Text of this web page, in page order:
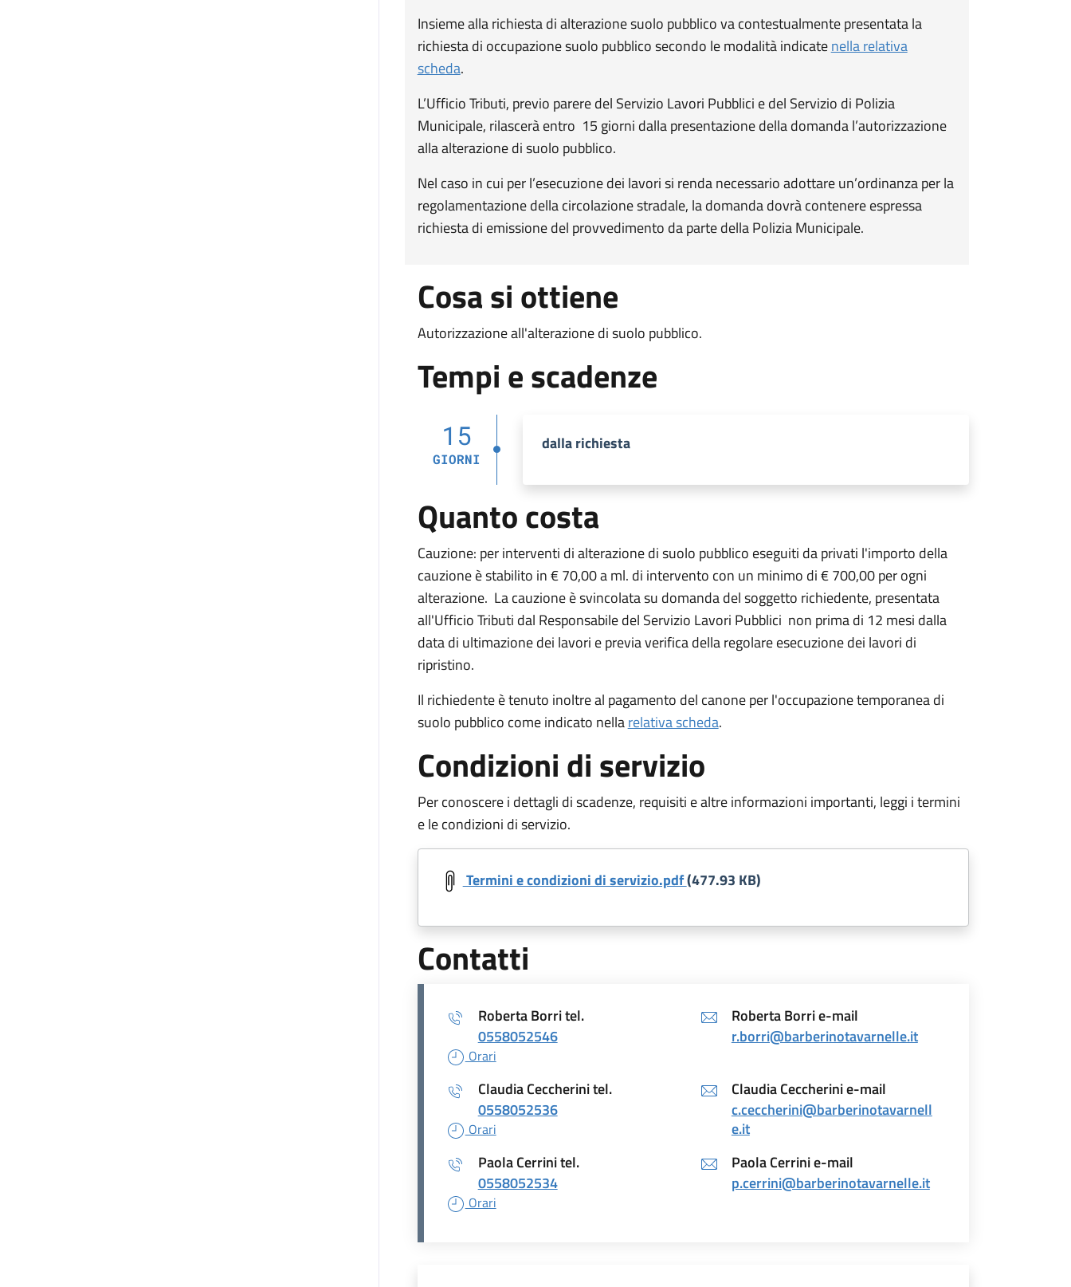
Insieme alla richiesta di alterazione suolo pubblico va contestualmente presentata la
richiesta di occupazione suolo pubblico secondo le modalità indicatenella relativa
scheda.
L’Ufficio Tributi, previo parere del Servizio Lavori Pubblici e del Servizio di Polizia
Municipale, rilascerà entro 15 giorni dalla presentazione della domanda l’autorizzazione
alla alterazione di suolo pubblico.
Nel caso in cui per l’esecuzione dei lavori si renda necessario adottare un’ordinanza per la
regolamentazione della circolazione stradale, la domanda dovrà contenere espressa
richiesta di emissione del provvedimento da parte della Polizia Municipale.
Cosa si ottiene
Autorizzazione all'alterazione di suolo pubblico.
Tempi e scadenze
15
GIORNI
dalla richiesta
Quanto costa
Cauzione: per interventi di alterazione di suolo pubblico eseguiti da privati l'importo della
cauzione è stabilito in € 70,00 a ml. di intervento con un minimo di € 700,00 per ogni
alterazione. La cauzione è svincolata su domanda del soggetto richiedente, presentata
all'Ufficio Tributi dal Responsabile del Servizio Lavori Pubblici non prima di 12 mesi dalla
data di ultimazione dei lavori e previa verifica della regolare esecuzione dei lavori di
ripristino.
Il richiedente è tenuto inoltre al pagamento del canone per l'occupazione temporanea di
suolo pubblico come indicato nellarelativa scheda.
Condizioni di servizio
Per conoscere i dettagli di scadenze, requisiti e altre informazioni importanti, leggi i termini
e le condizioni di servizio.
Document
Termini e condizioni di servizio.pdf(477.93 KB)
Contatti
Roberta Borri tel.
0558052546
Orari
Roberta Borri e-mail
r.borri@barberinotavarnelle.it
Claudia Ceccherini tel.
0558052536
Orari
Claudia Ceccherini e-mail
c.ceccherini@barberinotavarnell
e.it
Paola Cerrini tel.
0558052534
Orari
Paola Cerrini e-mail
p.cerrini@barberinotavarnelle.it